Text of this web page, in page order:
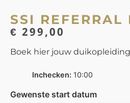
SSI REFERRAL
€ 299,00
Boek hier jouw duikopleiding
Inchecken 10:00
Gewenste start datum